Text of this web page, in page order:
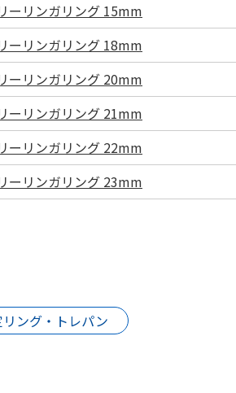
ーリンガリング 15mm
ーリンガリング 18mm
ーリンガリング 20mm
ーリンガリング 21mm
ーリンガリング 22mm
ーリンガリング 23mm
ング・トレパン